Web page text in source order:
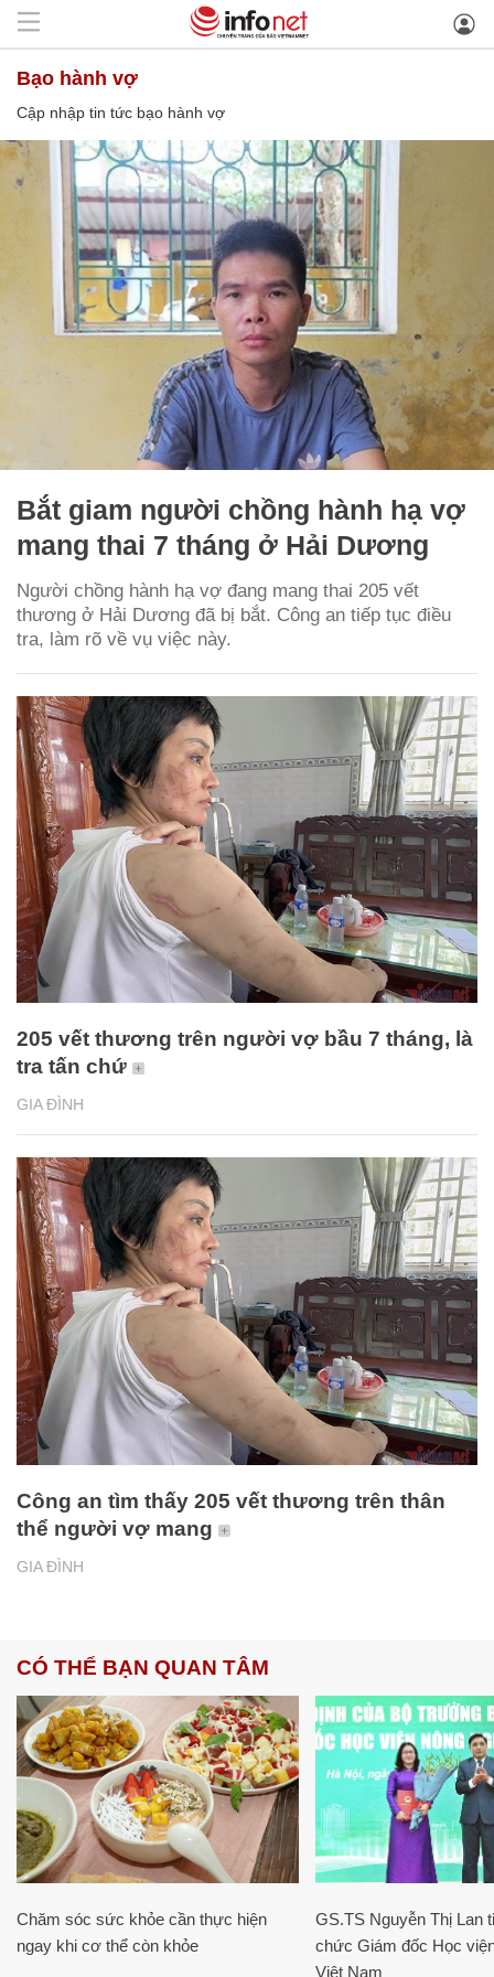
bạo hành vợ
Cập nhập tin tức bạo hành vợ
Bắt giam người chồng hành hạ vợ
mang thai 7 tháng ở Hải Dương
Người chồng hành hạ vợ đang mang thai 205 vết
thương ở Hải Dương đã bị bắt. Công an tiếp tục điều
tra, làm rõ về vụ việc này.
GIA ĐÌNH
205 vết thương trên người vợ bầu 7 tháng, là
tra tấn chứ
GIA ĐÌNH
Công an tìm thấy 205 vết thương trên thân
thể người vợ mang
CÓ THỂ BẠN QUAN TÂM
Chăm sóc sức khỏe cần thực hiện
ngay khi cơ thể còn khỏe
GS.TS Nguyễn Thị Lan
chức Giám đốc Học
Việt Nam